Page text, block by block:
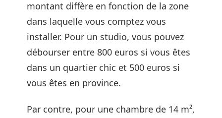
montant diffère en fonction de la zone
dans laquelle vous comptez vous
installer. Pour un studio, vous pouvez
débourser entre 800 euros si vous êtes
dans un quartier chic et 500 euros si
vous êtes en province.
Par contre, pour une chambre de 14 m²,